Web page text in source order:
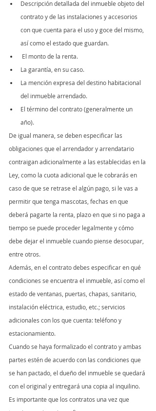
Descripción detallada del inmueble objeto del
contrato y de las instalaciones y accesorios
con que cuenta para el uso y goce del mismo,
así como el estado que guardan.
El monto de la renta.
La garantía, en su caso.
La mención expresa del destino habitacional
del inmueble arrendado.
El término del contrato (generalmente un
año).
De igual manera, se deben especificar las
obligaciones que el arrendador y arrendatario
contraigan adicionalmente a las establecidas en la
Ley, como la cuota adicional que le cobrarás en
caso de que se retrase el algún pago, si le vas a
permitir que tenga mascotas, fechas en que
deberá pagarte la renta, plazo en que si no paga a
tiempo se puede proceder legalmente y cómo
debe dejar el inmueble cuando piense desocupar,
entre otros.
Además, en el contrato debes especificar en qué
condiciones se encuentra el inmueble, así como el
estado de ventanas, puertas, chapas, sanitario,
instalación eléctrica, estudio, etc.; servicios
adicionales con los que cuenta: teléfono y
estacionamiento.
Cuando se haya formalizado el contrato y ambas
partes estén de acuerdo con las condiciones que
se han pactado, el dueño del inmueble se quedará
con el original y entregará una copia al inquilino.
Es importante que los contratos una vez que